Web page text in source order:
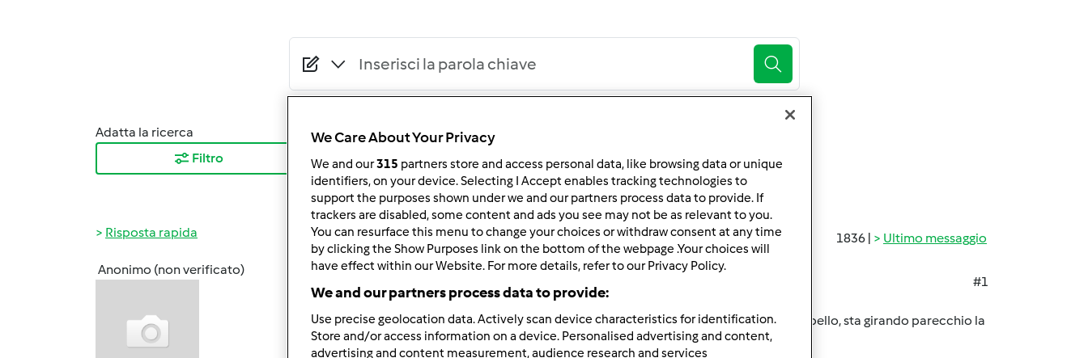
Adatta la ricerca
Filtro
Ordina per:
I risultati più recenti
10
1836 | Ultimo messaggio
Risposta rapida
Anonimo (non verificato)
#1
wlapappa wrote:
Antonella, ti pensavo.... Sono felicissima degli ottimi risultati e soddisfazioni
Che bello, sta girando parecchio la
vecchietta
Domani la portiamo a fare un giro a Roma
We Care About Your Privacy
We and our315 partners store and access personal data, like browsing data or unique
identifiers, on your device. Selecting I Accept enables tracking technologies to
support the purposes shown under we and our partners process data to provide. If
trackers are disabled, some content and ads you see may not be as relevant to you.
You can resurface this menu to change your choices or withdraw consent at any time
by clicking the Show Purposes link on the bottom of the webpage .Your choices will
have effect within our Website. For more details, refer to our Privacy Policy.
We and our partners process data to provide:
Use precise geolocation data. Actively scan device characteristics for identification.
Store and/or access information on a device. Personalised advertising and content,
advertising and content measurement, audience research and services